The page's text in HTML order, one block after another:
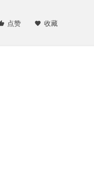
点赞 收藏